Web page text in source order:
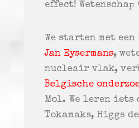
effect! Wetenschap
We starten met
Jan Eysermans,
nucleair vlak,
Belgische
Mol. We leren iets
Tokamaks, Higgs